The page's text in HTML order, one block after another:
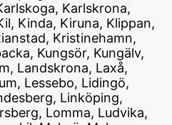
Karlskrona,
Kinda, Kiruna, Klippan,
Kristinehamn,
Kungsör, Kungälv,
Landskrona, Laxå,
Lessebo, Lidingö,
Linköping,
Lomma, Ludvika,